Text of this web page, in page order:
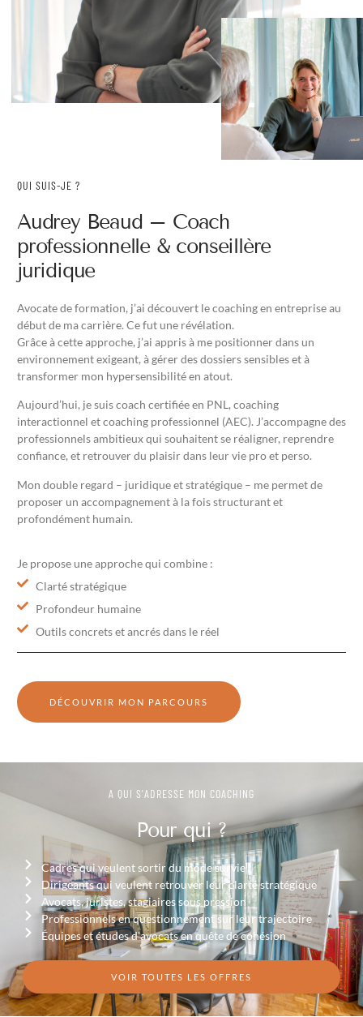
QUI SUIS-JE ?
Audrey Beaud – Coach
professionnelle & conseillère
juridique
Avocate de formation, j’ai découvert le coaching en entreprise au
début de ma carrière. Ce fut une révélation.
Grâce à cette approche, j’ai appris à me positionner dans un
environnement exigeant, à gérer des dossiers sensibles et à
transformer mon hypersensibilité en atout.
Aujourd’hui, je suis coach certifiée en PNL, coaching
interactionnel et coaching professionnel (AEC). J’accompagne des
professionnels ambitieux qui souhaitent se réaligner, reprendre
confiance, et retrouver du plaisir dans leur vie pro et perso.
Mon double regard – juridique et stratégique – me permet de
proposer un accompagnement à la fois structurant et
profondément humain.
Je propose une approche qui combine :
Clarté stratégique
Profondeur humaine
Outils concrets et ancrés dans le réel
DÉCOUVRIR MON PARCOURS
A QUI S'ADRESSE MON COACHING
Pour qui ?
Cadres qui veulent sortir du mode survie
Dirigeants qui veulent retrouver leur clarté stratégique
Avocats, juristes, stagiaires sous pression
Professionnels en questionnement sur leur trajectoire
Équipes et études d'avocats en quête de cohésion
VOIR TOUTES LES OFFRES